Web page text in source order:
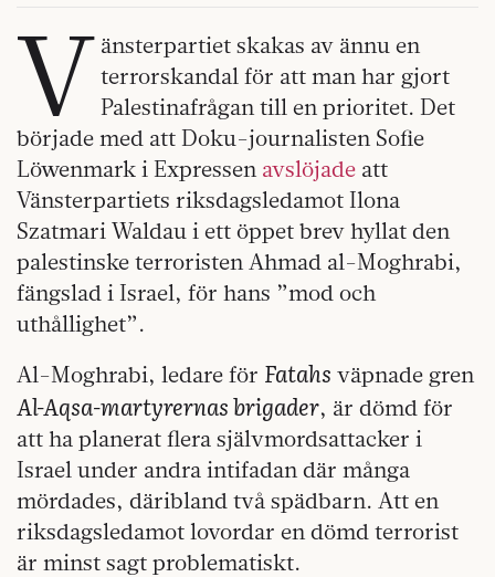
V änsterpartiet skakas av ännu en
terrorskandal för att man har gjort
Palestinafrågan till en prioritet. Det
började med att Doku-journalisten Sofie
Löwenmark i Expressen avslöjade att
Vänsterpartiets riksdagsledamot Ilona
Szatmari Waldau i ett öppet brev hyllat den
palestinske terroristen Ahmad al-Moghrabi,
fängslad i Israel, för hans ”mod och
uthållighet”.
Al-Moghrabi, ledare för Fatahs väpnade gren
Al-Aqsa-martyrernas brigader, är dömd för
att ha planerat flera självmordsattacker i
Israel under andra intifadan där många
mördades, däribland två spädbarn. Att en
riksdagsledamot lovordar en dömd terrorist
är minst sagt problematiskt.